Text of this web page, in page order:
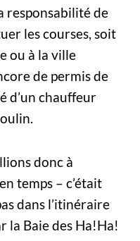
responsabilité de
les courses, soit
ou à la ville
de permis de
d’un chauffeur
donc à
temps – c’était
dans l’itinéraire
la Baie des Ha!Ha!